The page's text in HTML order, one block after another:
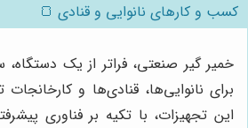
کسب و کارهای نانوایی و قنادی 🍞
خمیر گیر صنعتی، فراتر از یک دستگاه،
برای نانوایی‌ها، قنادی‌ها و
این تجهیزات، با تکیه بر فناوری